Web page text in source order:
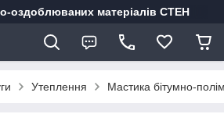
оздоблюваних матеріалів СТЕН
Утеплення Мастика бітумно-